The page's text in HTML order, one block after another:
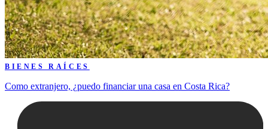
BIENES RAÍCES
Como extranjero, ¿puedo financiar una casa en Costa Rica?